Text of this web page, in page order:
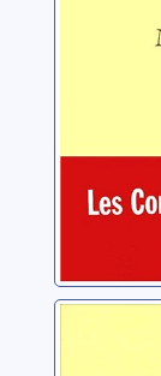
(1934-